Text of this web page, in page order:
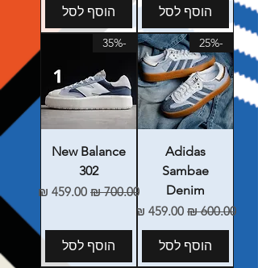
הוסף לסל הוסף לסל
-25%
Adidas
Sambae
Denim
מחיר רגילמחיר מבצע
הוסף לסל
-35%
New Balance
302
מחיר רגילמחיר מבצע
הוסף לסל